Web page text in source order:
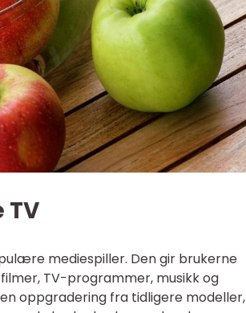
mediespiller. Den gir brukerne
TV-programmer, musikk og
oppgradering fra tidligere modeller,